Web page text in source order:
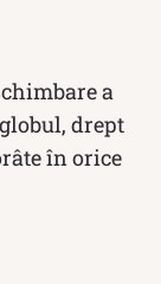
a
drept
în orice